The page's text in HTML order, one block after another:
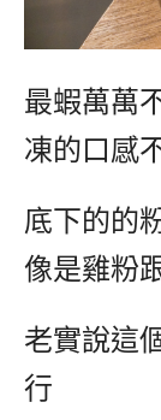
最蝦萬萬
凍的口感
底下的的
像是雞粉
老實說這
行